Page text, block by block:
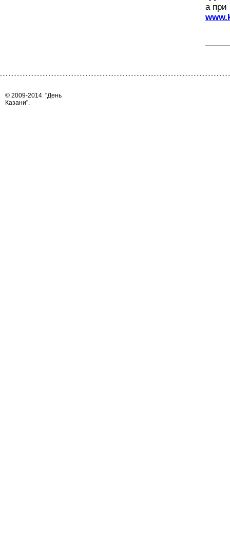
а при
© 2009-2014 "День
Казани".